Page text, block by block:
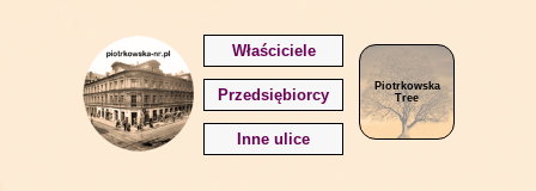
Piotrkowska
Tree
Właściciele
Przedsiębiorcy
Inne ulice